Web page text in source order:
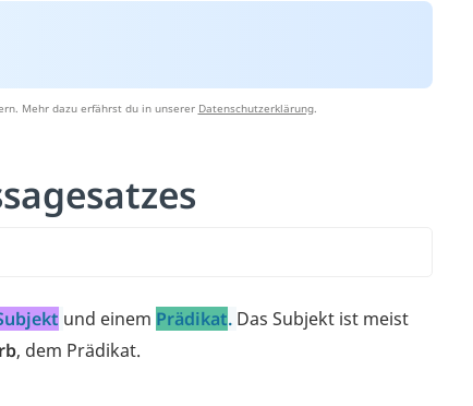
Mehr dazu erfährst du in unserer Datenschutzerklärung.
und einem Prädikat. Das Subjekt ist meist
, dem Prädikat.